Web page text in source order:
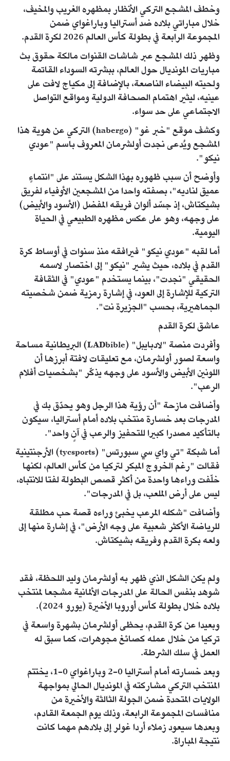
وخطف المشجع التركي الأنظار بمظهره الغريب والمخيف،
خلال مباراتي بلاده ضد أستراليا وباراغواي ضمن
المجموعة الرابعة في بطولة كأس العالم 2026 لكرة القدم.
وظهر ذلك المشجع عبر شاشات القنوات مالكة حقوق بث
مباريات المونديال حول العالم، ببشرته السوداء القاتمة
ولحيته البيضاء الناصعة، بالإضافة إلى مكياج لافت على
عينيه، ليثير اهتمام الصحافة الدولية ومواقع التواصل
الاجتماعي على حد سواء.
وكشف موقع "خبر غو" (habergo) التركي عن هوية هذا
المشجع ويُدعى نجدت أولشرمان المعروف باسم "عودي
نيكو".
وأوضح أن سبب ظهوره بهذا الشكل يستند على "انتماءٍ
عميق لناديه"، بصفته واحدا من المشجعين الأوفياء لفريق
بشيكتاش، إذ جسّد ألوان فريقه المفضل (الأسود والأبيض)
على وجهه، وهو على عكس مظهره الطبيعي في الحياة
اليومية.
أما لقبه "عودي نيكو" فيرافقه منذ سنوات في أوساط كرة
القدم في بلاده، حيث يشير "نيكو" إلى اختصار لاسمه
الحقيقي "نجدت"، بينما يستخدم "عودي" في الثقافة
التركية للإشارة إلى العود، في إشارة رمزية ضمن شخصيته
الجماهيرية، بحسب "الجزيرة نت".
عاشق لكرة القدم
وأفردت منصة "لادبايبل" (LADbible) البريطانية مساحة
واسعة لصور أولشرمان، مع تعليقات لافتة أبرزها أن
اللونين الأبيض والأسود على وجهه يذكّر "بشخصيات أفلام
الرعب".
وأضافت مازحة "أن رؤية هذا الرجل وهو يحدّق بك في
المدرجات بعد خسارة منتخب بلاده أمام أستراليا، سيكون
بالتأكيد مصدرا كبيرا للتحفيز والرعب في آنٍ واحد".
أما شبكة "تي واي سي سبورتس" (tycsports) الأرجنتينية
فقالت "رغم الخروج المبكر لتركيا من كأس العالم، لكنها
خلّفت وراءها واحدة من أكثر قصص البطولة لفتا للانتباه،
ليس على أرض الملعب، بل في المدرجات".
وأضافت "شكله المرعب يخبئ وراءه قصة حب مطلقة
للرياضة الأكثر شعبية على وجه الأرض"، في إشارة منها إلى
ولعه بكرة القدم وفريقه بشيكتاش.
ولم يكن الشكل الذي ظهر به أولشرمان وليد اللحظة، فقد
شوهد بنفس الحالة على المدرجات الألمانية مشجعا لمنتخب
بلاده خلال بطولة كأس أوروبا الأخيرة (يورو 2024).
وبعيدا عن كرة القدم، يحظى أولشرمان بشهرة واسعة في
تركيا من خلال عمله كصائغ مجوهرات، كما سبق له
العمل في سلك الشرطة.
وبعد خسارته أمام أستراليا 0-2 وباراغواي 0-1، يختتم
المنتخب التركي مشاركته في المونديال الحالي بمواجهة
الولايات المتحدة ضمن الجولة الثالثة والأخيرة من
منافسات المجموعة الرابعة، وذلك يوم الجمعة القادم،
وبعدها سيعود زملاء أردا غولر إلى بلادهم مهما كانت
نتيجة المباراة.